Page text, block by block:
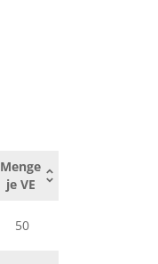
Menge
je VE
50